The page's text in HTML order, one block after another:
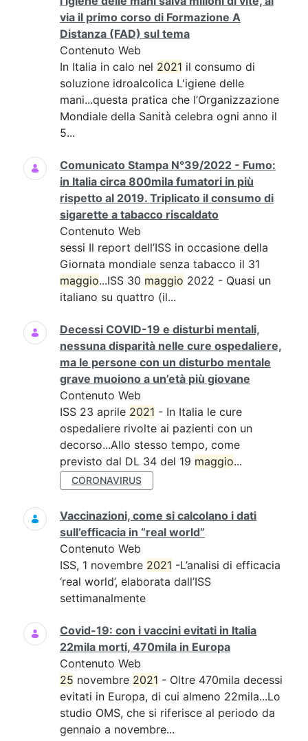
via il primo corso di Formazione A
Distanza (FAD) sul tema
Contenuto Web
In Italia in calo nel 2021 il consumo di
soluzione idroalcolica L'igiene delle
mani...questa pratica che l’Organizzazione
Mondiale della Sanità celebra ogni anno il
5...
Comunicato Stampa N°39/2022 - Fumo:
in Italia circa 800mila fumatori in più
rispetto al 2019. Triplicato il consumo di
sigarette a tabacco riscaldato
Contenuto Web
sessi Il report dell’ISS in occasione della
Giornata mondiale senza tabacco il 31
maggio...ISS 30 maggio 2022 - Quasi un
italiano su quattro (il...
Decessi COVID-19 e disturbi mentali,
nessuna disparità nelle cure ospedaliere,
ma le persone con un disturbo mentale
grave muoiono a un’età più giovane
Contenuto Web
ISS 23 aprile 2021 - In Italia le cure
ospedaliere rivolte ai pazienti con un
decorso...Allo stesso tempo, come
previsto dal DL 34 del 19 maggio...
CORONAVIRUS
Vaccinazioni, come si calcolano i dati
sull’efficacia in “real world”
Contenuto Web
ISS, 1 novembre 2021 -L’analisi di efficacia
‘real world’, elaborata dall’ISS
settimanalmente
Covid-19: con i vaccini evitati in Italia
22mila morti, 470mila in Europa
Contenuto Web
25 novembre 2021 - Oltre 470mila decessi
evitati in Europa, di cui almeno 22mila...Lo
studio OMS, che si riferisce al periodo da
gennaio a novembre...